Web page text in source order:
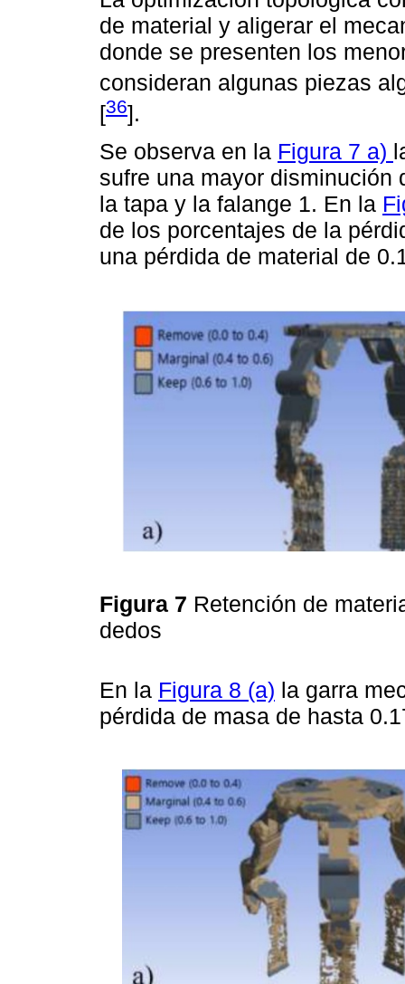
de material y aligerar el
donde se presenten los
consideran algunas piezas
[36].
Se observa en la Figura 7 a)
sufre una mayor disminución
la tapa y la falange 1. En la
de los porcentajes de la
una pérdida de material de
Figura 7 Retención de
dedos
En la Figura 8 (a) la garra
pérdida de masa de hasta